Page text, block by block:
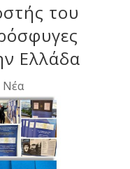
του
Ελλάδα
Νέα